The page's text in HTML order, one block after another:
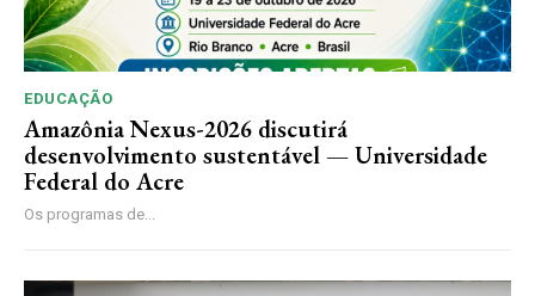
EDUCAÇÃO
Amazônia Nexus-2026 discutirá
desenvolvimento sustentável — Universidade
Federal do Acre
Os programas de...